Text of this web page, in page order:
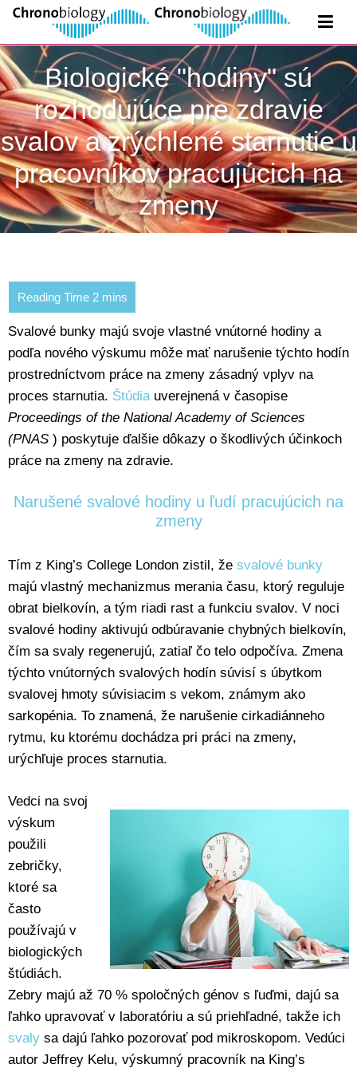
Biologické "hodiny" sú
rozhodujúce pre zdravie
svalov a zrýchlené starnutie u
pracovníkov pracujúcich na
zmeny
Svalové bunky majú svoje vlastné vnútorné hodiny a
podľa nového výskumu môže mať narušenie týchto hodín
prostredníctvom práce na zmeny zásadný vplyv na
proces starnutia. Štúdiauverejnená v časopise
Proceedings of the National Academy of Sciences
(PNAS ) poskytuje ďalšie dôkazy o škodlivých účinkoch
práce na zmeny na zdravie.
Narušené svalové hodiny u ľudí pracujúcich na
zmeny
Tím z King’s College London zistil, že svalové bunky
majú vlastný mechanizmus merania času, ktorý reguluje
obrat bielkovín, a tým riadi rast a funkciu svalov. V noci
svalové hodiny aktivujú odbúravanie chybných bielkovín,
čím sa svaly regenerujú, zatiaľ čo telo odpočíva. Zmena
týchto vnútorných svalových hodín súvisí s úbytkom
svalovej hmoty súvisiacim s vekom, známym ako
sarkopénia. To znamená, že narušenie cirkadiánneho
rytmu, ku ktorému dochádza pri práci na zmeny,
urýchľuje proces starnutia.
Vedci na svoj
výskum
použili
zebričky,
ktoré sa
často
používajú v
biologických
štúdiách.
Zebry majú až 70 % spoločných génov s ľuďmi, dajú sa
ľahko upravovať v laboratóriu a sú priehľadné, takže ich
svaly sa dajú ľahko pozorovať pod mikroskopom. Vedúci
autor Jeffrey Kelu, výskumný pracovník na King’s